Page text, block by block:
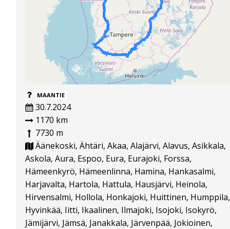
MAANTIE
30.7.2024
1170 km
7730 m
Äänekoski, Ähtäri, Akaa, Alajärvi, Alavus, Asikkala,
Askola, Aura, Espoo, Eura, Eurajoki, Forssa,
Hämeenkyrö, Hämeenlinna, Hamina, Hankasalmi,
Harjavalta, Hartola, Hattula, Hausjärvi, Heinola,
Hirvensalmi, Hollola, Honkajoki, Huittinen, Humppila,
Hyvinkää, Iitti, Ikaalinen, Ilmajoki, Isojoki, Isokyrö,
Jämijärvi, Jämsä, Janakkala, Järvenpää, Jokioinen,